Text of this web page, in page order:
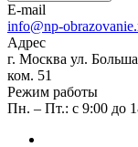
E-mail
info@np-
Адрес
г. Москва ул.
ком. 51
Режим работы
Пн. – Пт.: с 9:00 до